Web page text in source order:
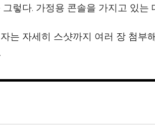
렇다. 가정용 콘솔을 가지고 있는
는 자세히 스샷까지 여러 장 첨부